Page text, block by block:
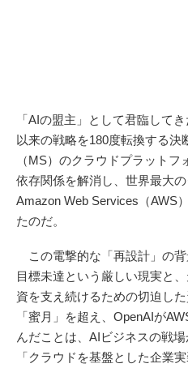
「AIの盟主」として君臨して
以来の戦略を180度転換する決
（MS）のクラウドプラット
依存関係を解消し、世界最大
Amazon Web Services（AWS
たのだ。
この電撃的な「再設計」の
目標未達という厳しい現実と
資を支え続けるための切迫し
「蜜月」を超え、OpenAIが
んだことは、AIビジネスの戦
「クラウドを基盤とした企業